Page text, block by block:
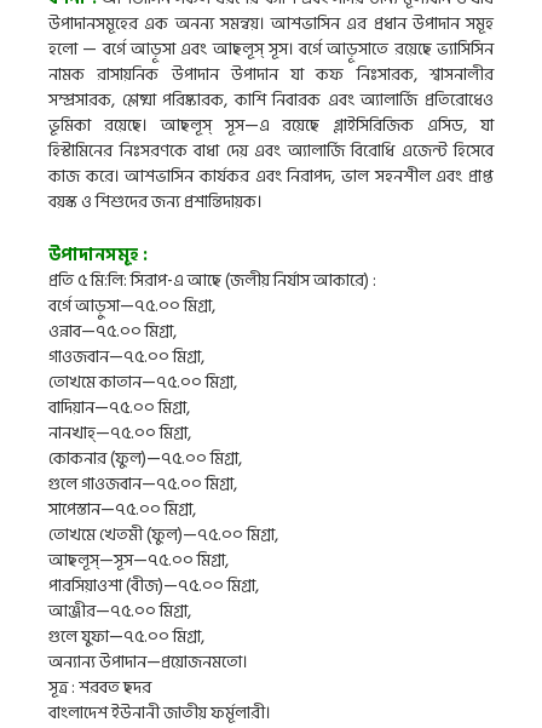
উপাদানসমূহের এক অনন্য সমন্বয়। আশভাসিন এর প্রধান উপাদান সমূহ
হলো — বর্গে আড়ূসা এবং আছলূস্ সূস। বর্গে আড়ূসাতে রয়েছে ভ্যাসিসিন
নামক রাসায়নিক উপাদান উপাদান যা কফ নিঃসারক, শ্বাসনালীর
সম্প্রসারক, শ্লেষ্মা পরিষ্কারক, কাশি নিবারক এবং অ্যালার্জি প্রতিরোধেও
ভূমিকা রয়েছে। আছলূস্ সূস—এ রয়েছে গ্লাইসিরিজিক এসিড, যা
হিস্টামিনের নিঃসরণকে বাধা দেয় এবং অ্যালার্জি বিরোধি এজেন্ট হিসেবে
কাজ করে। আশভাসিন কার্যকর এবং নিরাপদ, ভাল সহনশীল এবং প্রাপ্ত
বয়স্ক ও শিশুদের জন্য প্রশান্তিদায়ক।
উপাদানসমূহ :
প্রতি ৫ মি:লি: সিরাপ-এ আছে (জলীয় নির্যাস আকারে) :
বর্গে আড়ুসা—৭৫.০০ মিগ্রা,
ওন্নাব—৭৫.০০ মিগ্রা,
গাওজবান—৭৫.০০ মিগ্রা,
তোখমে কাতান—৭৫.০০ মিগ্রা,
বাদিয়ান—৭৫.০০ মিগ্রা,
নানখাহ্—৭৫.০০ মিগ্রা,
কোকনার (ফুল)—৭৫.০০ মিগ্রা,
গুলে গাওজবান—৭৫.০০ মিগ্রা,
সাপেস্তান—৭৫.০০ মিগ্রা,
তোখমে খেতমী (ফুল)—৭৫.০০ মিগ্রা,
আছলূস্—সূস—৭৫.০০ মিগ্রা,
পারসিয়াওশা (বীজ)—৭৫.০০ মিগ্রা,
আঞ্জীর—৭৫.০০ মিগ্রা,
গুলে যুফা—৭৫.০০ মিগ্রা,
অন্যান্য উপাদান—প্রয়োজনমতো।
সূত্র : শরবত ছদর
বাংলাদেশ ইউনানী জাতীয় ফর্মূলারী।